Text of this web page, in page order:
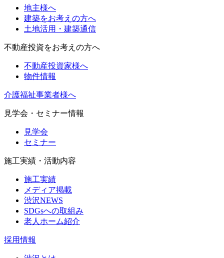
地主様へ
建築をお考えの方へ
土地活用・建築通信
不動産投資をお考えの方へ
不動産投資家様へ
物件情報
介護福祉事業者様へ
見学会・セミナー情報
見学会
セミナー
施工実績・活動内容
施工実績
メディア掲載
渋沢NEWS
SDGsへの取組み
老人ホーム紹介
採用情報